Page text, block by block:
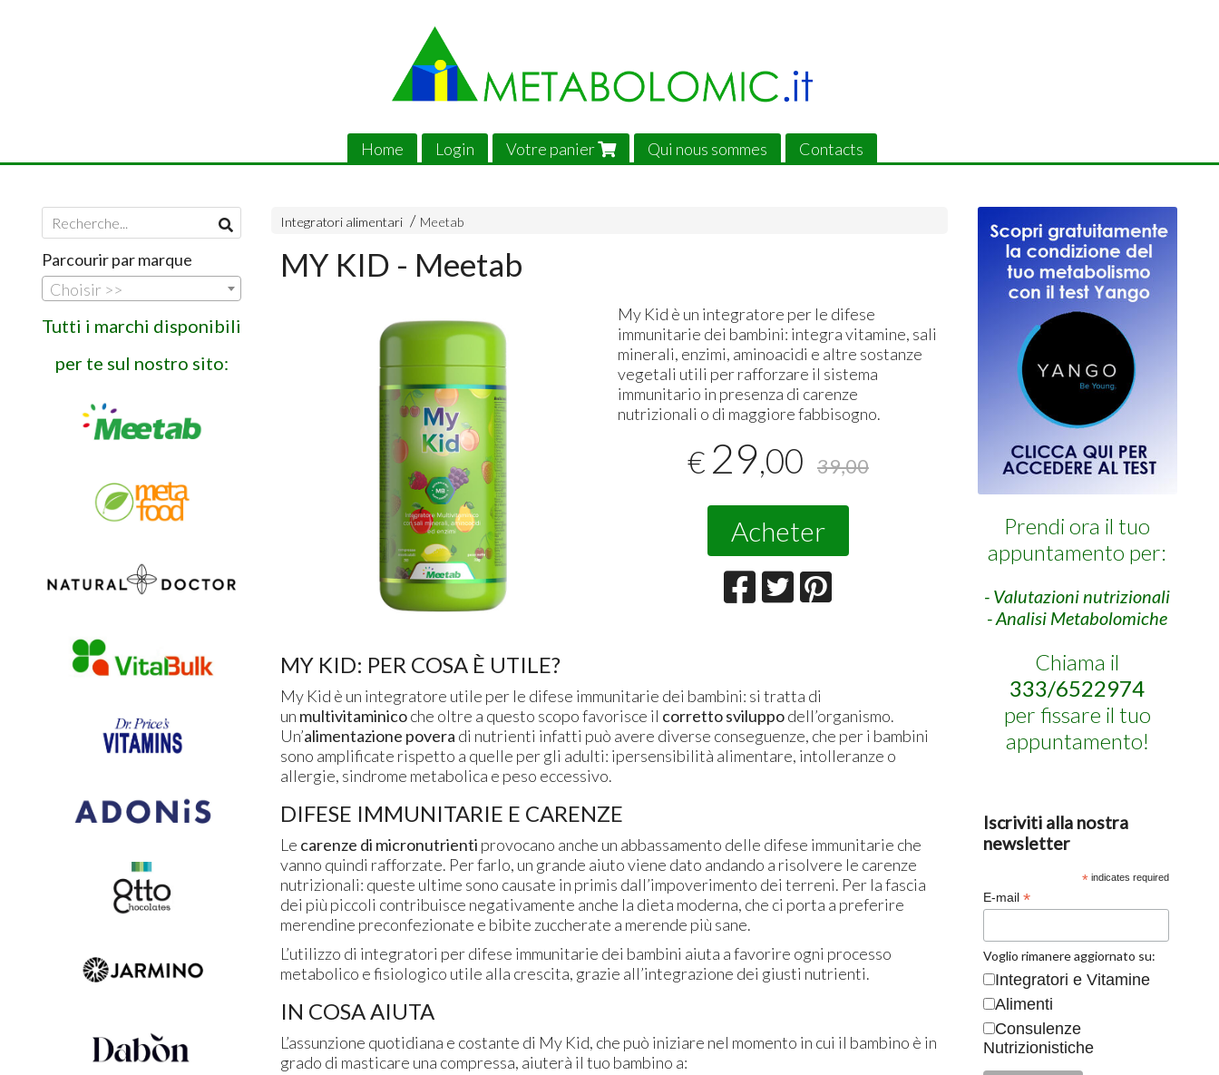
Home Login Votre panier Qui nous sommes Contacts
Integratori alimentari Meetab
MY KID - Meetab
My Kid è un integratore per le difese
immunitarie dei bambini: integra vitamine, sali
minerali, enzimi, aminoacidi e altre sostanze
vegetali utili per rafforzare il sistema
immunitario in presenza di carenze
nutrizionali o di maggiore fabbisogno.
€ 29,00 39,00
Acheter
MY KID: PER COSA È UTILE?
My Kid è un integratore utile per le difese immunitarie dei bambini: si tratta di
un multivitaminicoche oltre a questo scopo favorisce il corretto sviluppodell’organismo.
Un’alimentazione povera di nutrienti infatti può avere diverse conseguenze, che per i bambini
sono amplificate rispetto a quelle per gli adulti: ipersensibilità alimentare, intolleranze o
allergie, sindrome metabolica e peso eccessivo.
DIFESE IMMUNITARIE E CARENZE
Le carenze di micronutrienti provocano anche un abbassamento delle difese immunitarie che
vanno quindi rafforzate. Per farlo, un grande aiuto viene dato andando a risolvere le carenze
nutrizionali: queste ultime sono causate in primis dall’impoverimento dei terreni. Per la fascia
dei più piccoli contribuisce negativamente anche la dieta moderna, che ci porta a preferire
merendine preconfezionate e bibite zuccherate a merende più sane.
L’utilizzo di integratori per difese immunitarie dei bambini aiuta a favorire ogni processo
metabolico e fisiologico utile alla crescita, grazie all’integrazione dei giusti nutrienti.
IN COSA AIUTA
L’assunzione quotidiana e costante di My Kid, che può iniziare nel momento in cui il bambino è in
grado di masticare una compressa, aiuterà il tuo bambino a:
Parcourir par marque
Choisir >>
Tutti i marchi disponibili
per te sul nostro sito:
Prendi ora il tuo
appuntamento per:
- Valutazioni nutrizionali
- Analisi Metabolomiche
Chiama il
333/6522974
per fissare il tuo
appuntamento!
Iscriviti alla nostra
newsletter
* indicates required
E-mail*
Voglio rimanere aggiornato su:
Integratori e Vitamine
Alimenti
Consulenze
Nutrizionistiche